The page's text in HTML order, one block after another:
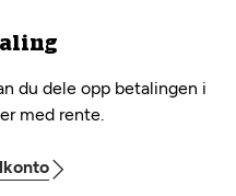
du dele opp betalingen i
med rente.